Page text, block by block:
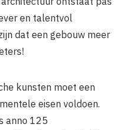
en talentvol
dat een gebouw meer
kunsten moet een
eisen voldoen.
anno 125